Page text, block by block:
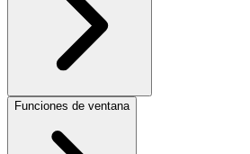
Funciones de ventana